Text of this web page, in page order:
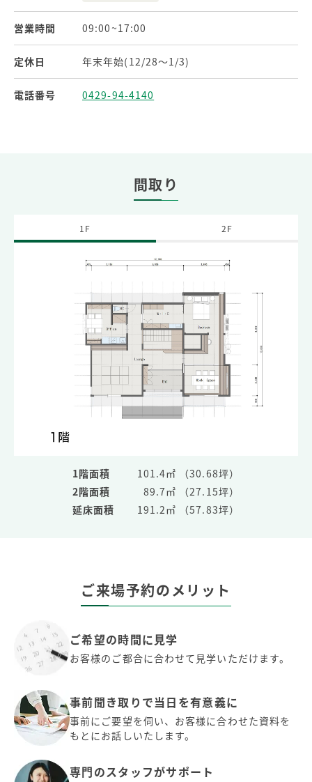
営業時間 09:00~17:00
定休日 年末年始(12/28～1/3)
電話番号 0429-94-4140
間取り
1F 2F
1階面積
101.4㎡ （30.68坪）
2階面積
89.7㎡ （27.15坪）
延床面積
191.2㎡ （57.83坪）
ご来場予約のメリット
ご希望の時間に見学
お客様のご都合に合わせて見学いただけます。
事前聞き取りで当日を有意義に
事前にご要望を伺い、お客様に合わせた資料を
もとにお話しいたします。
専門のスタッフがサポート